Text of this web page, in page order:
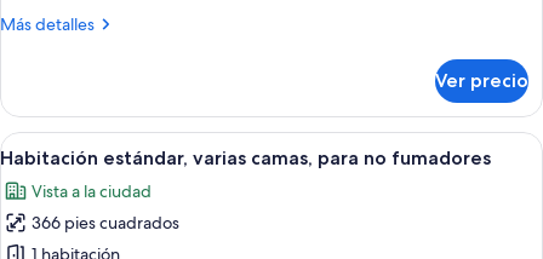
King
no
fumadores
Más detalles
Más
estándar,
cama
size,
para
no
Ver precio
Abrir
todas
las
fotos
Habitación de hotel con dos camas,
2
Habitación estándar, varias camas, para no fumadores
Vista a la ciudad
366 pies cuadrados
1 habitación